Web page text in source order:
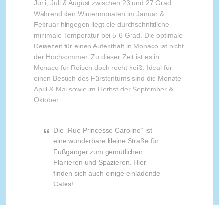
Juni, Juli & August zwischen 23 und 27 Grad.
Während den Wintermonaten im Januar &
Februar hingegen liegt die durchschnittliche
minimale Temperatur bei 5-6 Grad. Die optimale
Reisezeit für einen Aufenthalt in Monaco ist nicht
der Hochsommer. Zu dieser Zeit ist es in
Monaco für Reisen doch recht heiß. Ideal für
einen Besuch des Fürstentums sind die Monate
April & Mai sowie im Herbst der September &
Oktober.
Die „Rue Princesse Caroline“ ist
eine wunderbare kleine Straße für
Fußgänger zum gemütlichen
Flanieren und Spazieren. Hier
finden sich auch einige einladende
Cafes!